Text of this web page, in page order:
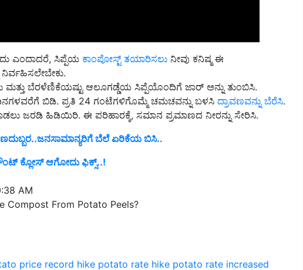
ಎಂದಾದರೆ, ಸಿಪ್ಪೆಯಕಾಂಪೋಸ್ಟ್ ತಯಾರಿಸಲುನೀವು ಕನಿಷ್ಮ ಈ
ಮತ್ತು ಬೆರಳೆಣಿಕೆಯಷ್ಟು ಆಲೂಗಡ್ಡೆಯ ಸಿಪ್ಪೆಯೊಂದಿಗೆ ಜಾರ್ ಅನ್ನು ತುಂಬಿಸಿ.
ದಿನಗಳವರೆಗೆ ಬಿಡಿ. ಪ್ರತಿ 24 ಗಂಟೆಗಳಿಗೊಮ್ಮೆ ಚಮಚವನ್ನು ಬಳಸಿದ್ರಾವಣವನ್ನು ಬೆರೆಸಿ
ಜರಡಿ ಹಿಡಿಯಿರಿ. ಈ ಪರಿಹಾರಕ್ಕೆ, ಸಮಾನ ಪ್ರಮಾಣದ ನೀರನ್ನು ಸೇರಿಸಿ.
ಬೆಲೆ ಏರಿಕೆಯ ಬಿಸಿ..
ಕ್ಲೋಸ್ ಆಗೋದು ಫಿಕ್ಸ್..!
Compost From Potato Peels?
price record hike
after onion Potato compost